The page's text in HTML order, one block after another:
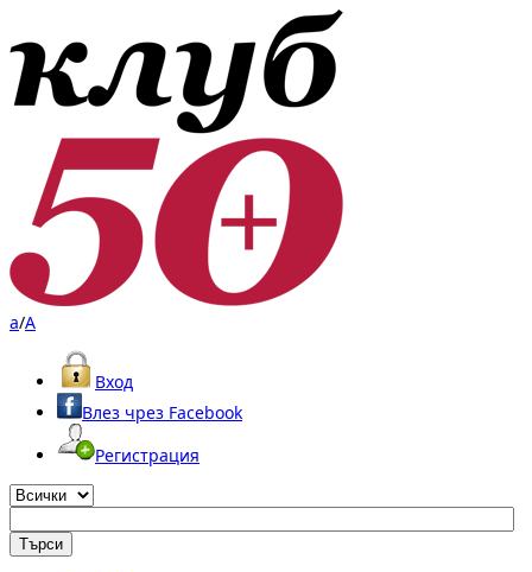
a/A
Вход
Влез чрез Facebook
Регистрация